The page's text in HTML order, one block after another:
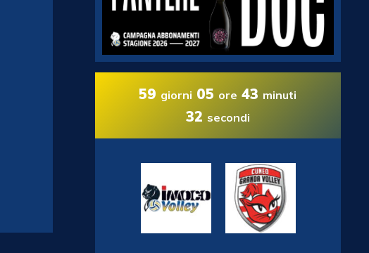
59 giorni 05 ore 43 minuti
31 secondi